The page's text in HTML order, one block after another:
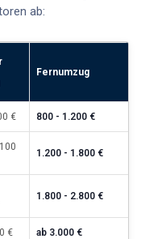
ab:
Fernumzug
€ 800 - 1.200 €
1.200 - 1.800 €
1.800 - 2.800 €
€ ab 3.000 €